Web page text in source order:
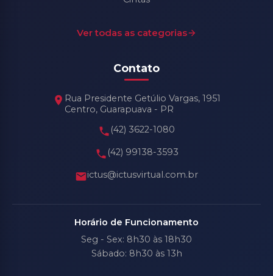
Ver todas as categorias
Contato
Rua Presidente Getúlio Vargas, 1951
Centro, Guarapuava - PR
(42) 3622-1080
(42) 99138-3593
ictus@ictusvirtual.com.br
Horário de Funcionamento
Seg - Sex: 8h30 às 18h30
Sábado: 8h30 às 13h